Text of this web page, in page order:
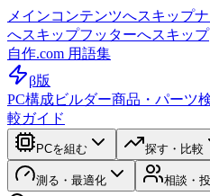
メインコンテンツへスキップ
へスキップフッターへスキップ
自作.com 用語集
β版
PC構成ビルダー商品・パーツ
較ガイド
PCを組む 探す・比較
測る・最適化 相談・